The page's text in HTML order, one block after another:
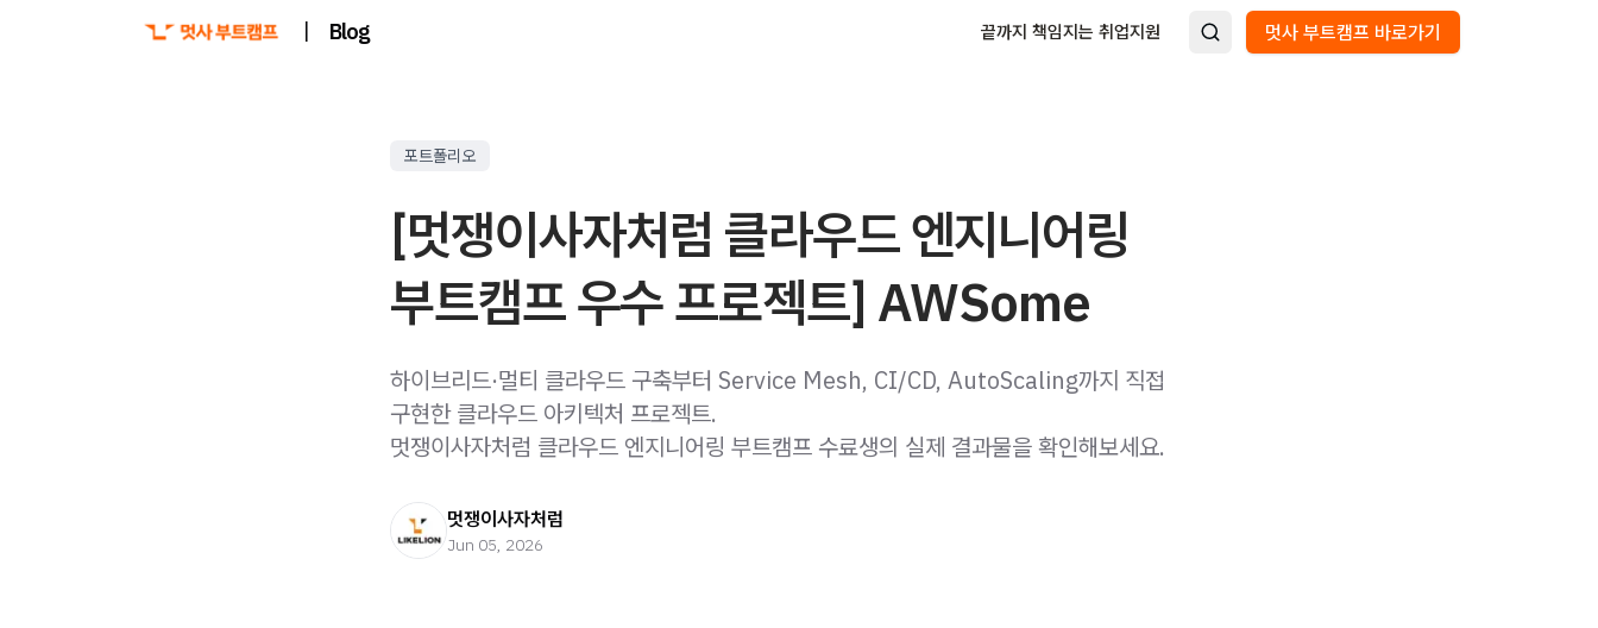
| Blog 끝까지 책임지는 취업지원 멋사 부트캠프 바로가기
포트폴리오
[멋쟁이사자처럼 클라우드 엔지니어링
부트캠프 우수 프로젝트] AWSome
하이브리드·멀티 클라우드 구축부터 Service Mesh, CI/CD, AutoScaling까지 직접
구현한 클라우드 아키텍처 프로젝트.
멋쟁이사자처럼 클라우드 엔지니어링 부트캠프 수료생의 실제 결과물을 확인해보세요.
멋쟁이사자처럼
Jun 05, 2026